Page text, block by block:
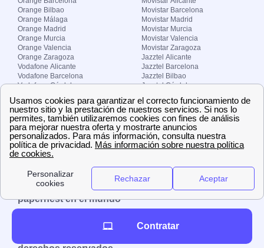
Orange Bilbao
Orange Málaga
Orange Madrid
Orange Murcia
Orange Valencia
Orange Zaragoza
Vodafone Alicante
Vodafone Barcelona
Vodafone Córdoba
Vodafone Madrid
Vodafone Murcia
Vodafone Valencia
Movistar Barcelona
Movistar Madrid
Movistar Murcia
Movistar Valencia
Movistar Zaragoza
Jazztel Alicante
Jazztel Barcelona
Jazztel Bilbao
Jazztel Córdoba
Jazztel Málaga
Jazztel Valencia
Jazztel Zaragoza
Sobre Zona-internet.com
¿Quiénes somos?
El grupo papernest
Aviso legal Nuestras ofertas de trabajo
papernest en el mundo
Reino Unido
Contratar